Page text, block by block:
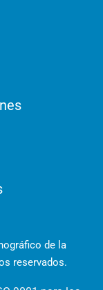
de la
reservados.